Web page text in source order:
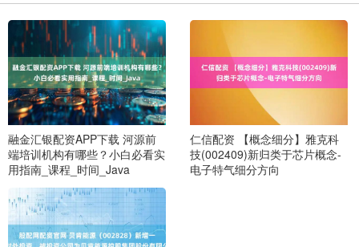
融金汇银配资APP下载 河源前
端培训机构有哪些？小白必看实
用指南_课程_时间_Java
仁信配资 【概念细分】雅克科
技(002409)新归类于芯片概念-
电子特气细分方向